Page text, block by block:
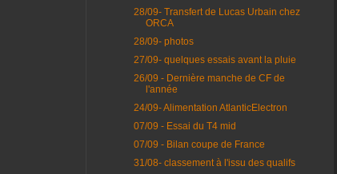
28/09- Transfert de Lucas Urbain chez
ORCA
28/09- photos
27/09- quelques essais avant la pluie
26/09 - Dernière manche de CF de
l'année
24/09- Alimentation AtlanticElectron
07/09 - Essai du T4 mid
07/09 - Bilan coupe de France
31/08- classement à l'issu des qualifs